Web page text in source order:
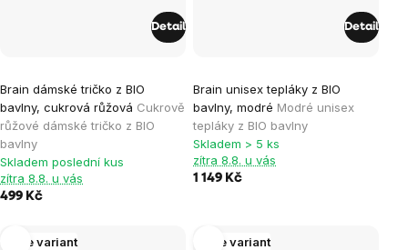
Brain dámské tričko z BIO
bavlny, cukrová růžová Cukrově
růžové dámské tričko z BIO
bavlny
Skladem poslední kus
zítra 8.8. u vás
499 Kč
Detail
Brain unisex tepláky z BIO
bavlny, modré Modré unisex
tepláky z BIO bavlny
hodnocení
produktu
je
4,0
z
Skladem > 5 ks
zítra 8.8. u vás
1 149 Kč
Detail
Více variant Více variant